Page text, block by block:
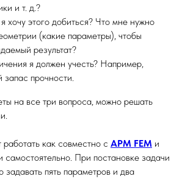
и т. д.?
хочу этого добиться? Что мне нужно
(какие параметры), чтобы
результат?
я должен учесть? Например,
прочности.
на все три вопроса, можно решать
как совместно с APM FEM и
самостоятельно. При постановке задачи
пять параметров и два